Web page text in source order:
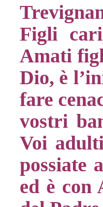
Figli
Amati
Dio, è
fare
vostri
Voi
possiate
ed è con